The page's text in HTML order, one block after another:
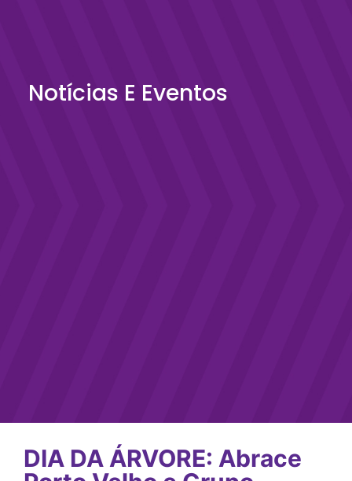
Notícias E Eventos
DIA DA ÁRVORE: Abrace